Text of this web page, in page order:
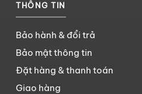
THÔNG TIN
Bảo hành & đổi trả
Bảo mật thông tin
Đặt hàng & thanh toán
Giao hàng